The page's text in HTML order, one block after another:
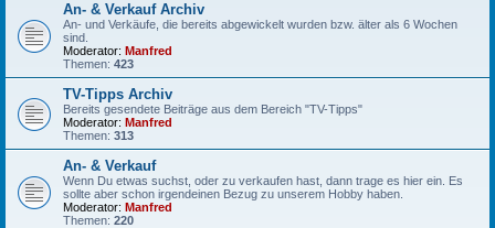
An- & Verkauf Archiv
An- und Verkäufe, die bereits abgewickelt wurden bzw. älter als 6 Wochen
sind.
Moderator: Manfred
Themen: 423
TV-Tipps Archiv
Bereits gesendete Beiträge aus dem Bereich "TV-Tipps"
Moderator: Manfred
Themen: 313
An- & Verkauf
Wenn Du etwas suchst, oder zu verkaufen hast, dann trage es hier ein. Es
sollte aber schon irgendeinen Bezug zu unserem Hobby haben.
Moderator: Manfred
Themen: 220